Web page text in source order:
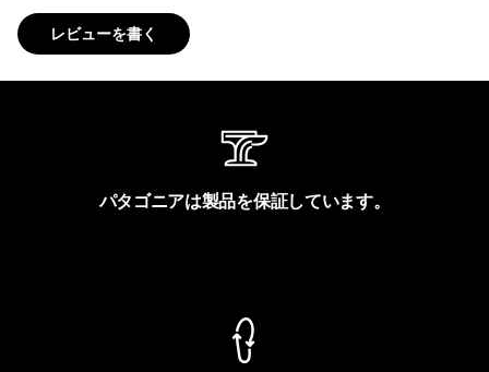
レビューを書く
パタゴニアは製品を保証しています。